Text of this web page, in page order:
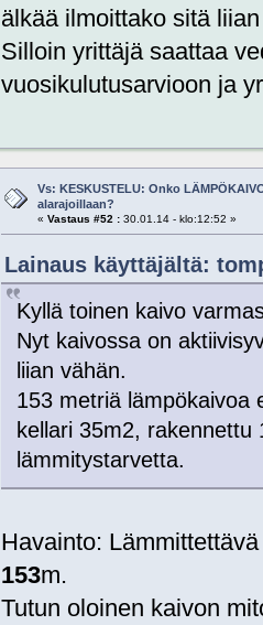
älkää ilmoittako sitä
Silloin yrittäjä saattaa
vuosikulutusarvioon ja
Vs: KESKUSTELU: Onko
alarajoillaan?
« Vastaus #52 :30.01.14 - klo:12:52 »
Lainaus käyttäjältä:
Kyllä toinen kaivo
Nyt kaivossa on
liian vähän.
153 metriä lämpökaivoa
kellari 35m2, rakennettu
lämmitystarvetta.
Havainto:
153m.
Tutun oloinen kaivon